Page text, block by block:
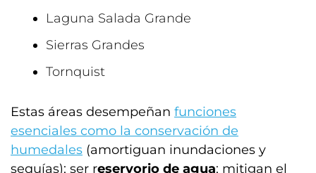
Laguna Salada Grande
Sierras Grandes
Tornquist
Estas áreas desempeñan funciones
esenciales como la conservación de
humedales (amortiguan inundaciones y
sequías); ser reservorio de agua; mitigan el